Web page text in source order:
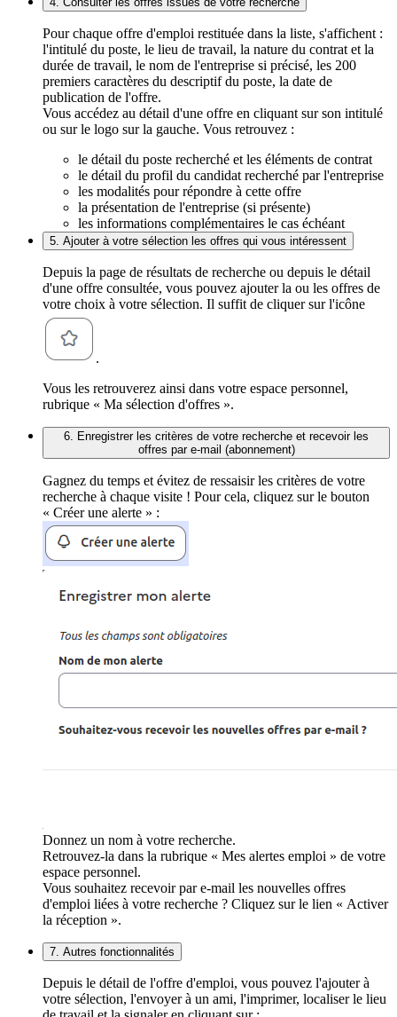
Pour chaque offre d'emploi restituée dans la liste, s'affichent :
l'intitulé du poste, le lieu de travail, la nature du contrat et la
durée de travail, le nom de l'entreprise si précisé, les 200
premiers caractères du descriptif du poste, la date de
publication de l'offre.
Vous accédez au détail d'une offre en cliquant sur son intitulé
ou sur le logo sur la gauche. Vous retrouvez :
le détail du poste recherché et les éléments de contrat
le détail du profil du candidat recherché par l'entreprise
les modalités pour répondre à cette offre
la présentation de l'entreprise (si présente)
les informations complémentaires le cas échéant
5. Ajouter à votre sélection les offres qui vous intéressent
Depuis la page de résultats de recherche ou depuis le détail
d'une offre consultée, vous pouvez ajouter la ou les offres de
votre choix à votre sélection. Il suffit de cliquer sur l'icône
.
Vous les retrouverez ainsi dans votre espace personnel,
rubrique « Ma sélection d'offres ».
6. Enregistrer les critères de votre recherche et recevoir les
offres par e-mail (abonnement)
Gagnez du temps et évitez de ressaisir les critères de votre
recherche à chaque visite ! Pour cela, cliquez sur le bouton
« Créer une alerte » :
Donnez un nom à votre recherche.
Retrouvez-la dans la rubrique « Mes alertes emploi » de votre
espace personnel.
Vous souhaitez recevoir par e-mail les nouvelles offres
d'emploi liées à votre recherche ? Cliquez sur le lien « Activer
la réception ».
7. Autres fonctionnalités
Depuis le détail de l'offre d'emploi, vous pouvez l'ajouter à
votre sélection, l'envoyer à un ami, l'imprimer, localiser le lieu